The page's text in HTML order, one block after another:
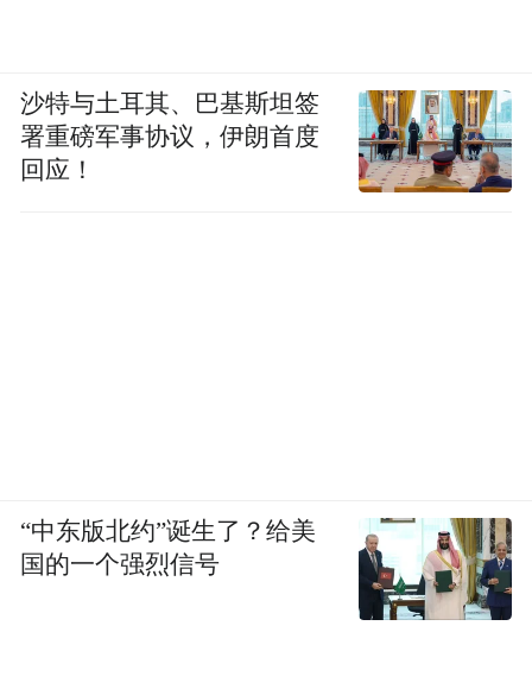
沙特与土耳其、巴基斯坦签
署重磅军事协议，伊朗首度
回应！
“中东版北约”诞生了？给美
国的一个强烈信号